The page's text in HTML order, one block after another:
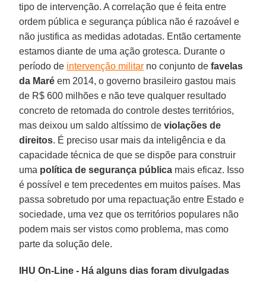
tipo de intervenção. A correlação que é feita entre
ordem pública e segurança pública não é razoável e
não justifica as medidas adotadas. Então certamente
estamos diante de uma ação grotesca. Durante o
período de intervenção militar no conjunto defavelas
da Maré em 2014, o governo brasileiro gastou mais
de R$ 600 milhões e não teve qualquer resultado
concreto de retomada do controle destes territórios,
mas deixou um saldo altíssimo deviolações de
direitos. É preciso usar mais da inteligência e da
capacidade técnica de que se dispõe para construir
uma política de segurança pública mais eficaz. Isso
é possível e tem precedentes em muitos países. Mas
passa sobretudo por uma repactuação entre Estado e
sociedade, uma vez que os territórios populares não
podem mais ser vistos como problema, mas como
parte da solução dele.
IHU On-Line - Há alguns dias foram divulgadas